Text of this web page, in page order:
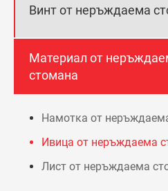
Винт от неръждаема
Материал от
стомана
Намотка от
Ивица от неръждаема
Лист от неръждаема